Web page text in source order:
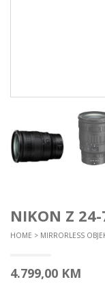
NIKON Z
HOME > MIRRORLESS
4.799,00 KM